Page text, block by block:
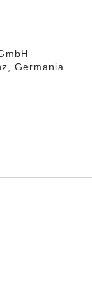
Germania